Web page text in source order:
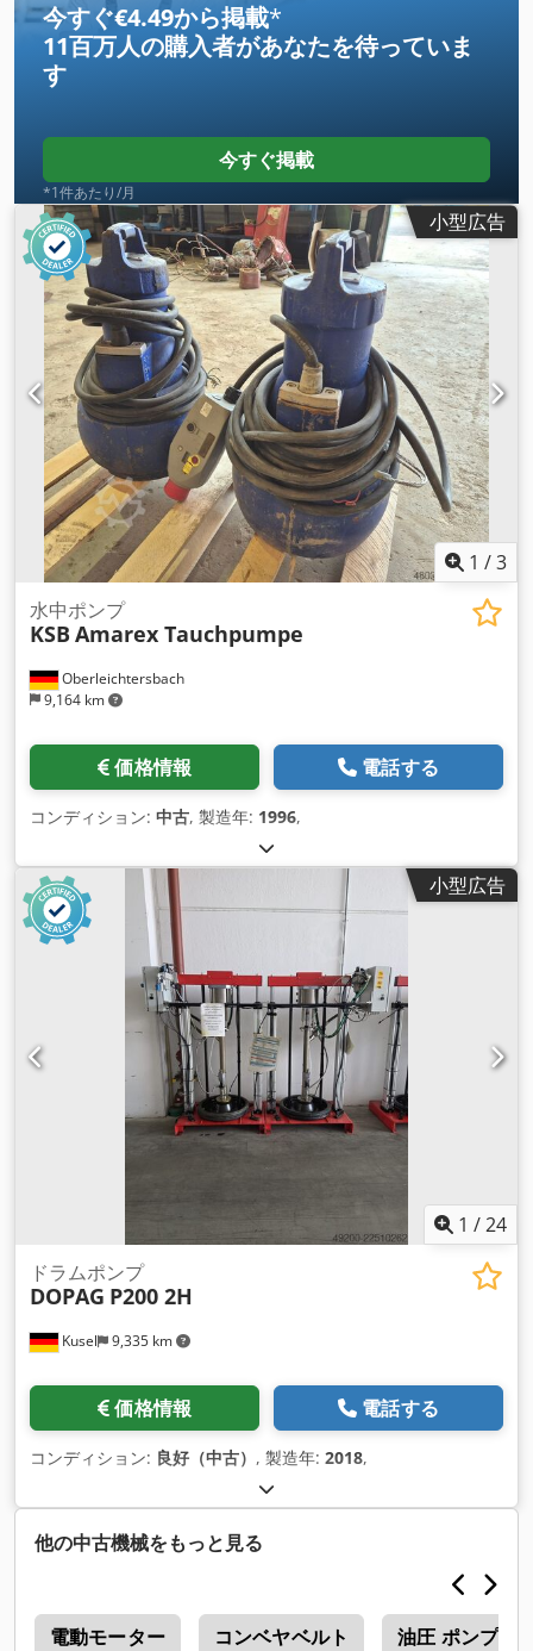
今すぐ€4.49から掲載*
11百万人の購入者があなたを待っていま
す
今すぐ掲載
*1件あたり/月
小型広告
1 /3
Oberleichtersbach
9,164 km
水中ポンプ
KSB Amarex Tauchpumpe
価格情報 電話する
コンディション: 中古, 製造年: 1996,
小型広告
1 /24
Kusel 9,335 km
ドラムポンプ
DOPAG P200 2H
価格情報 電話する
コンディション: 良好（中古） , 製造年: 2018,
他の中古機械をもっと見る
電動モーター コンベヤベルト 油圧 ポンプ